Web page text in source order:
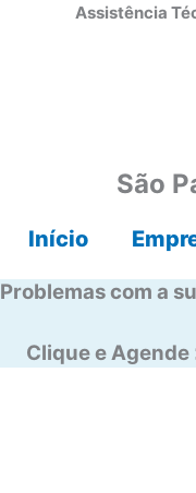
Assistência
São
Início
Problemas com a
Clique e Agende